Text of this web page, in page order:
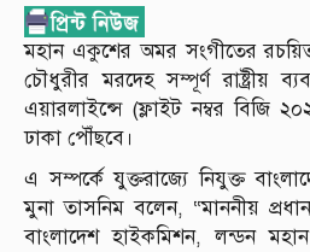
মহান একুশের অমর সংগীতের
চৌধুরীর মরদেহ সম্পূর্ণ রাষ্ট্রীয়
এয়ারলাইন্সে (ফ্লাইট নম্বর বিজি
ঢাকা পৌঁছবে।
এ সম্পর্কে যুক্তরাজ্যে নিযুক্ত
মুনা তাসনিম বলেন, “মাননীয়
বাংলাদেশ হাইকমিশন, লন্ডন